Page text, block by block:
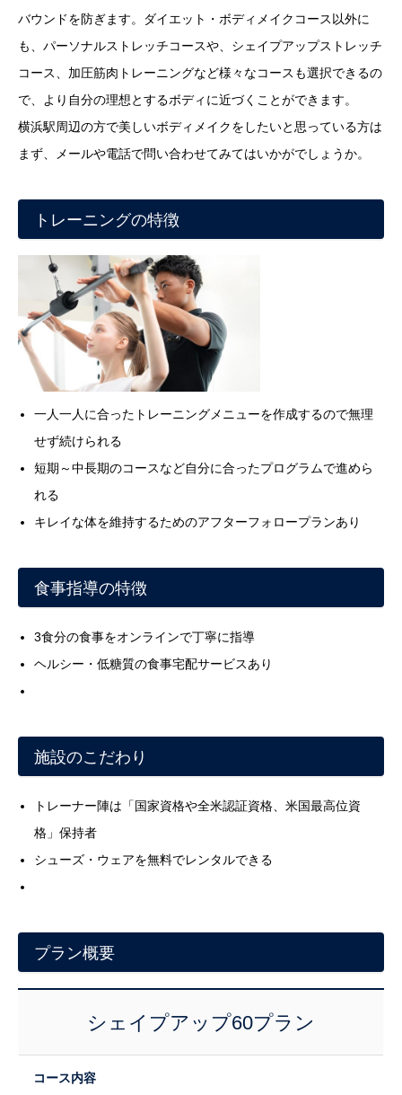
バウンドを防ぎます。ダイエット・ボディメイクコース以外に
も、パーソナルストレッチコースや、シェイプアップストレッチ
コース、加圧筋肉トレーニングなど様々なコースも選択できるの
で、より自分の理想とするボディに近づくことができます。
横浜駅周辺の方で美しいボディメイクをしたいと思っている方は
まず、メールや電話で問い合わせてみてはいかがでしょうか。
トレーニングの特徴
一人一人に合ったトレーニングメニューを作成するので無理
せず続けられる
短期～中長期のコースなど自分に合ったプログラムで進めら
れる
キレイな体を維持するためのアフターフォロープランあり
食事指導の特徴
3食分の食事をオンラインで丁寧に指導
ヘルシー・低糖質の食事宅配サービスあり
施設のこだわり
トレーナー陣は「国家資格や全米認証資格、米国最高位資
格」保持者
シューズ・ウェアを無料でレンタルできる
プラン概要
シェイプアップ60プラン
コース内容